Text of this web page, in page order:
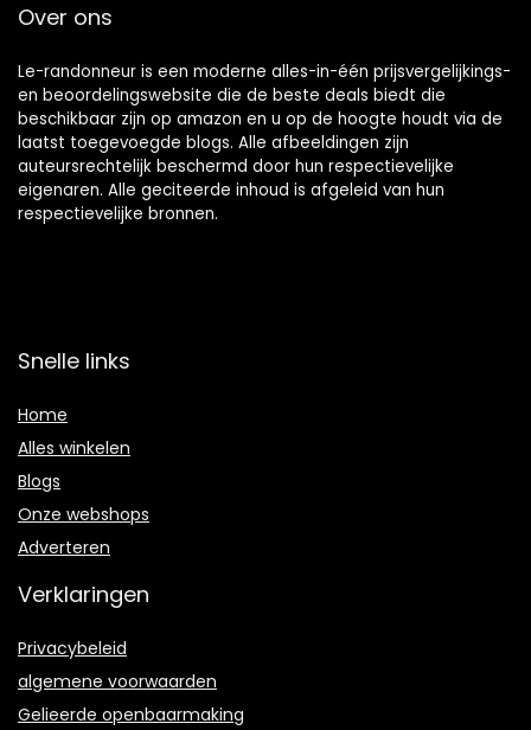
Over ons
Le-randonneur is een moderne alles-in-één prijsvergelijkings-
en beoordelingswebsite die de beste deals biedt die
beschikbaar zijn op amazon en u op de hoogte houdt via de
laatst toegevoegde blogs. Alle afbeeldingen zijn
auteursrechtelijk beschermd door hun respectievelijke
eigenaren. Alle geciteerde inhoud is afgeleid van hun
respectievelijke bronnen.
Snelle links
Home
Alles winkelen
Blogs
Onze webshops
Adverteren
Verklaringen
Privacybeleid
algemene voorwaarden
Gelieerde openbaarmaking